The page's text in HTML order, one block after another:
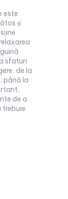
și
sfaturi
de la
până la
de a